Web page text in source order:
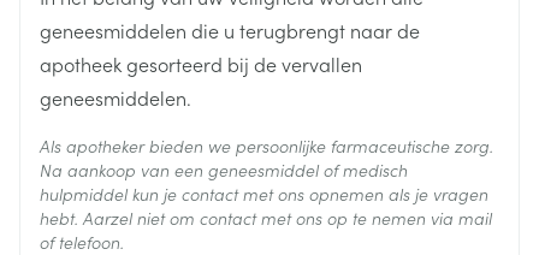
geneesmiddelen die u terugbrengt naar de
apotheek gesorteerd bij de vervallen
geneesmiddelen.
Als apotheker bieden we persoonlijke farmaceutische zorg.
Na aankoop van een geneesmiddel of medisch
hulpmiddel kun je contact met ons opnemen als je vragen
hebt. Aarzel niet om contact met ons op te nemen via mail
of telefoon.